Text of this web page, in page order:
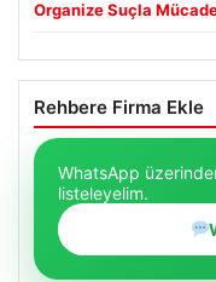
Organize Suçla
Rehbere Firma Ekle
WhatsApp
listeleyelim.